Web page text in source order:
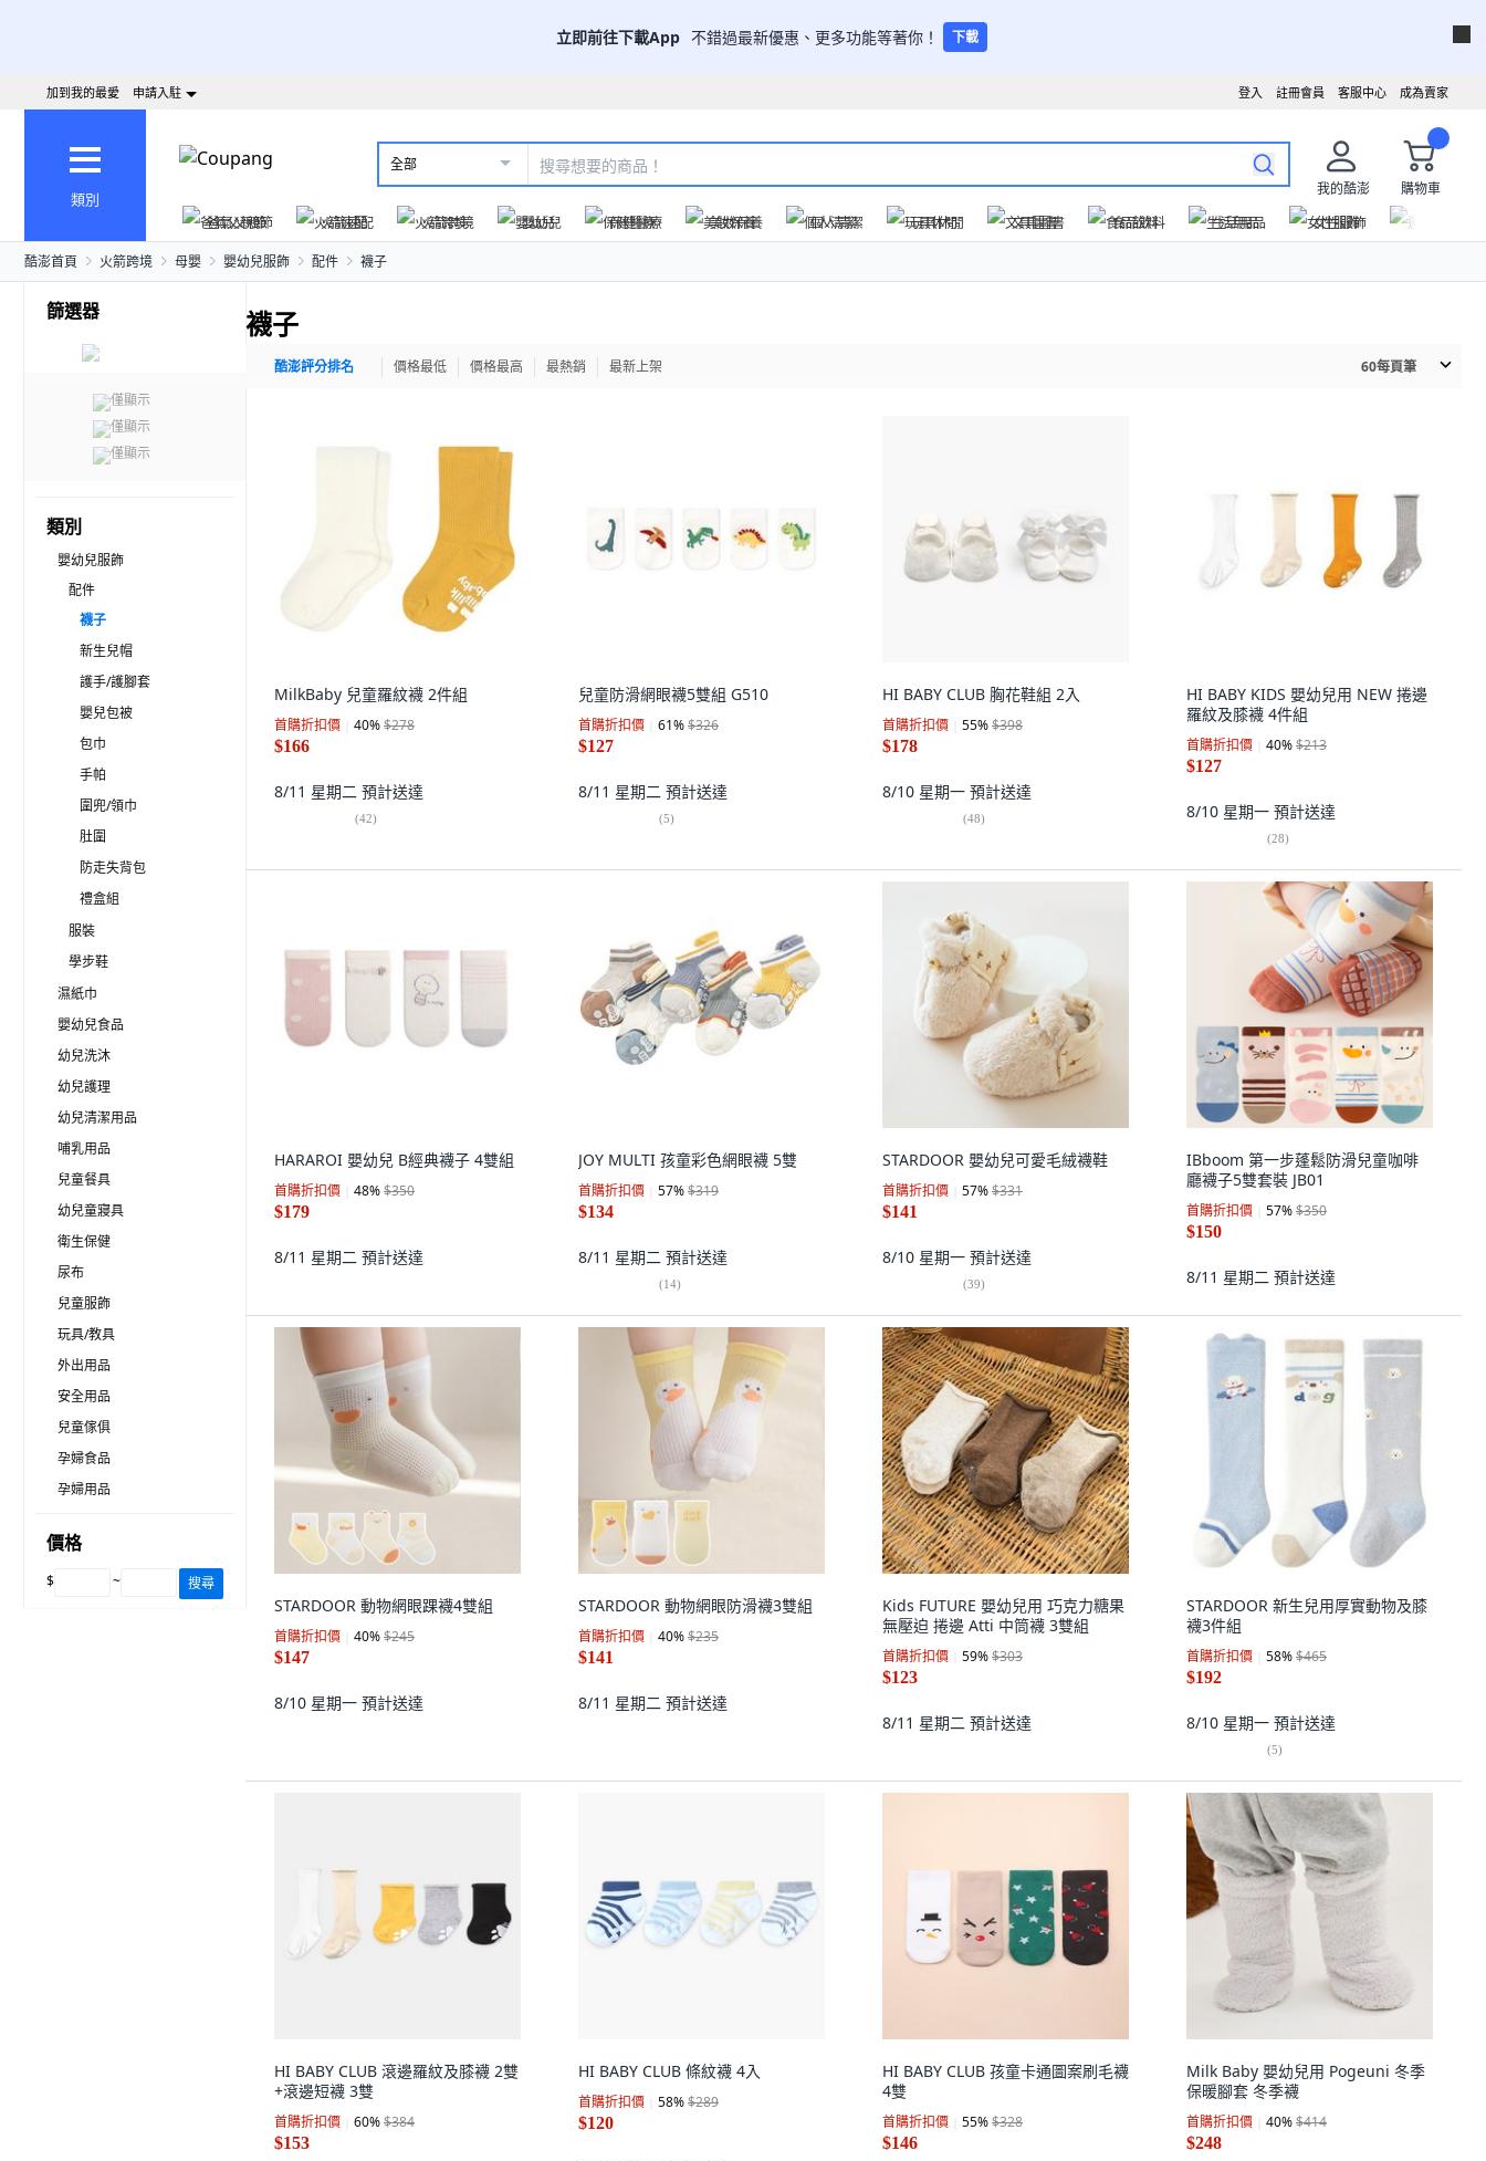
立即前往下載App 不錯過最新優惠、更多功能等著你！ 下載
成為賣家
客服中心
註冊會員
登入
加到我的最愛 申請入駐
類別
全部
我的酷澎
購物車
爸氣父親節
火箭速配 火箭跨境 嬰幼兒 保健醫療 美妝保養 個人清潔 玩具休閒 文具圖書 食品飲料 生活用品 女性服飾
酷澎首頁 火箭跨境 母嬰 嬰幼兒服飾 配件 襪子
篩選器
僅顯示
僅顯示
僅顯示
類別
嬰幼兒服飾
配件
襪子
新生兒帽
護手/護腳套
嬰兒包被
包巾
手帕
圍兜/領巾
肚圍
防走失背包
禮盒組
服裝
學步鞋
濕紙巾
嬰幼兒食品
幼兒洗沐
幼兒護理
幼兒清潔用品
哺乳用品
兒童餐具
幼兒童寢具
衛生保健
尿布
兒童服飾
玩具/教具
外出用品
安全用品
兒童傢俱
孕婦食品
孕婦用品
價格
$ ~ 搜尋
襪子
酷澎評分排名 價格最低 價格最高 最熱銷 最新上架 60每頁筆
MilkBaby 兒童羅紋襪 2件組
首購折扣價 40%$278
$166
8/11 星期二 預計送達
(42)
兒童防滑網眼襪5雙組 G510
首購折扣價 61%$326
$127
8/11 星期二 預計送達
(5)
HI BABY CLUB 胸花鞋組 2入
首購折扣價 55%$398
$178
8/10 星期一 預計送達
(48)
HI BABY KIDS 嬰幼兒用 NEW 捲邊
羅紋及膝襪 4件組
首購折扣價 40%$213
$127
8/10 星期一 預計送達
(28)
HARAROI 嬰幼兒 B經典襪子 4雙組
首購折扣價 48%$350
$179
8/11 星期二 預計送達
JOY MULTI 孩童彩色網眼襪 5雙
首購折扣價 57%$319
$134
8/11 星期二 預計送達
(14)
STARDOOR 嬰幼兒可愛毛絨襪鞋
首購折扣價 57%$331
$141
8/10 星期一 預計送達
(39)
IBboom 第一步蓬鬆防滑兒童咖啡
廳襪子5雙套裝 JB01
首購折扣價 57%$350
$150
8/11 星期二 預計送達
STARDOOR 動物網眼踝襪4雙組
首購折扣價 40%$245
$147
8/10 星期一 預計送達
STARDOOR 動物網眼防滑襪3雙組
首購折扣價 40%$235
$141
8/11 星期二 預計送達
Kids FUTURE 嬰幼兒用 巧克力糖果
無壓迫 捲邊 Atti 中筒襪 3雙組
首購折扣價 59%$303
$123
8/11 星期二 預計送達
STARDOOR 新生兒用厚實動物及膝
襪3件組
首購折扣價 58%$465
$192
8/10 星期一 預計送達
(5)
HI BABY CLUB 滾邊羅紋及膝襪 2雙
+滾邊短襪 3雙
首購折扣價 60%$384
$153
HI BABY CLUB 條紋襪 4入
首購折扣價 58%$289
$120
HI BABY CLUB 孩童卡通圖案刷毛襪
4雙
首購折扣價 55%$328
$146
Milk Baby 嬰幼兒用 Pogeuni 冬季
保暖腳套 冬季襪
首購折扣價 40%$414
$248